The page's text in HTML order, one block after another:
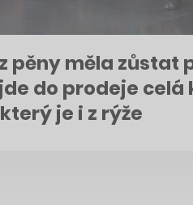
pěny měla zůstat
do prodeje celá
je i z rýže